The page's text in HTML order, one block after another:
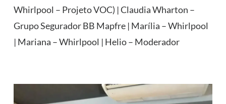
Whirlpool – Projeto VOC) | Claudia Wharton –
Grupo Segurador BB Mapfre | Marília – Whirlpool
| Mariana – Whirlpool | Helio – Moderador